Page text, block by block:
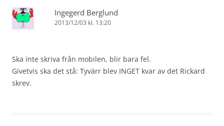
Ingegerd Berglund
2013/12/03 kl. 13:20
Ska inte skriva från mobilen, blir bara fel.
Givetvis ska det stå: Tyvärr blev INGET kvar av det Rickard
skrev.